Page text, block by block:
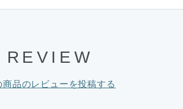
REVIEW
商品のレビューを投稿する